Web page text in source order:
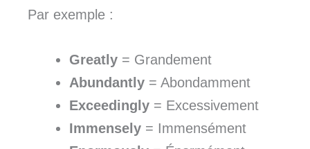
Par exemple :
Greatly = Grandement
Abundantly = Abondamment
Exceedingly = Excessivement
Immensely = Immensément